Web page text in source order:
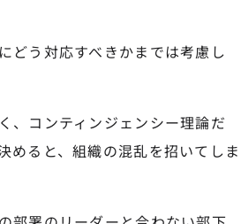
どう対応すべきかまでは考慮し
、コンティンジェンシー理論だ
めると、組織の混乱を招いてしま